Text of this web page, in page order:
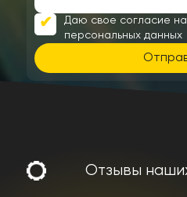
Даю свое согласие
персональных данных
Отзывы